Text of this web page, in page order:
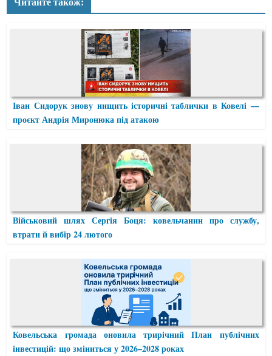
Іван Сидорук знову нищить історичні таблички в Ковелі —
проєкт Андрія Миронюка під атакою
Військовий шлях Сергія Боця: ковельчанин про службу,
втрати й вибір 24 лютого
Ковельська громада оновила трирічний План публічних
інвестицій: що зміниться у 2026–2028 роках